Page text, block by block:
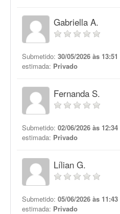
Gabriella A.
Submetido: 30/05/2026 às 13:51
estimada: Privado
Fernanda S.
Submetido: 02/06/2026 às 12:34
estimada: Privado
Lílian G.
Submetido: 05/06/2026 às 11:43
estimada: Privado